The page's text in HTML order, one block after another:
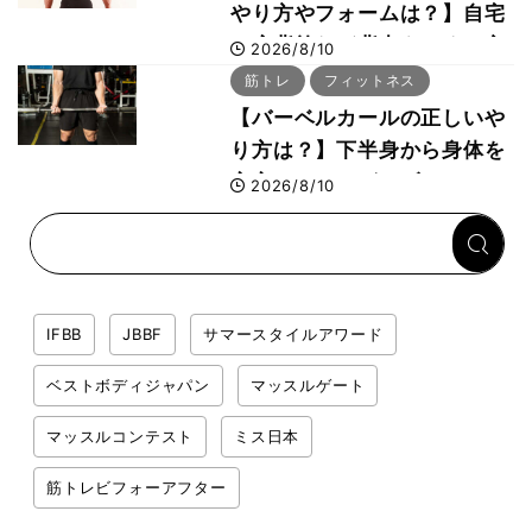
やり方やフォームは？】自宅
で広背筋など背中をつくる方
法をボディビル世界王者・鈴
木雅選手が解説
2026/8/10
筋トレ フィットネス
【バーベルカールの正しいや
り方は？】下半身から身体を
安定させるのがカギ！
2026/8/10
IFBB JBBF サマースタイルアワード
ベストボディジャパン マッスルゲート
マッスルコンテスト ミス日本
筋トレビフォーアフター